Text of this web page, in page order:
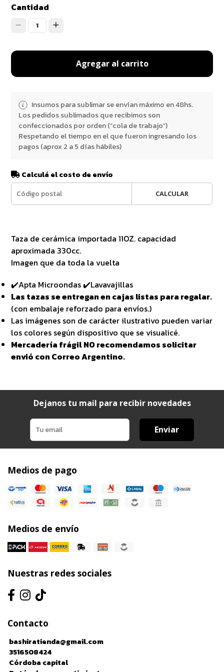
Cantidad
1
Agregar al carrito
Insumos para sublimar se envían máximo en 48hs.
Los pedidos sublimados que recibimos son
confeccionados por orden (“cola de trabajo”)
Respetando el tiempo en el que fueron ingresando los
pagos (aprox 2 a 5 días hábiles)
Calculá el costo de envío
CALCULAR
Taza de cerámica importada 11OZ. capacidad
aproximada 330cc.
Imagen que da toda la vuelta
✔️Apta Microondas ✔️Lavavajillas
Las tazas se entregan en cajas listas para regalar.
(con embalaje reforzado para envíos.)
Las imágenes son de carácter ilustrativo pueden variar
los colores según dispositivo que se visualicé.
Mercadería frágil NO recomendamos solicitar
envió con Correo Argentino.
Dejanos tu mail para recibir novedades
Enviar
Medios de pago
Medios de envío
Nuestras redes sociales
Contacto
bashiratienda@gmail.com
3516508424
Córdoba capital